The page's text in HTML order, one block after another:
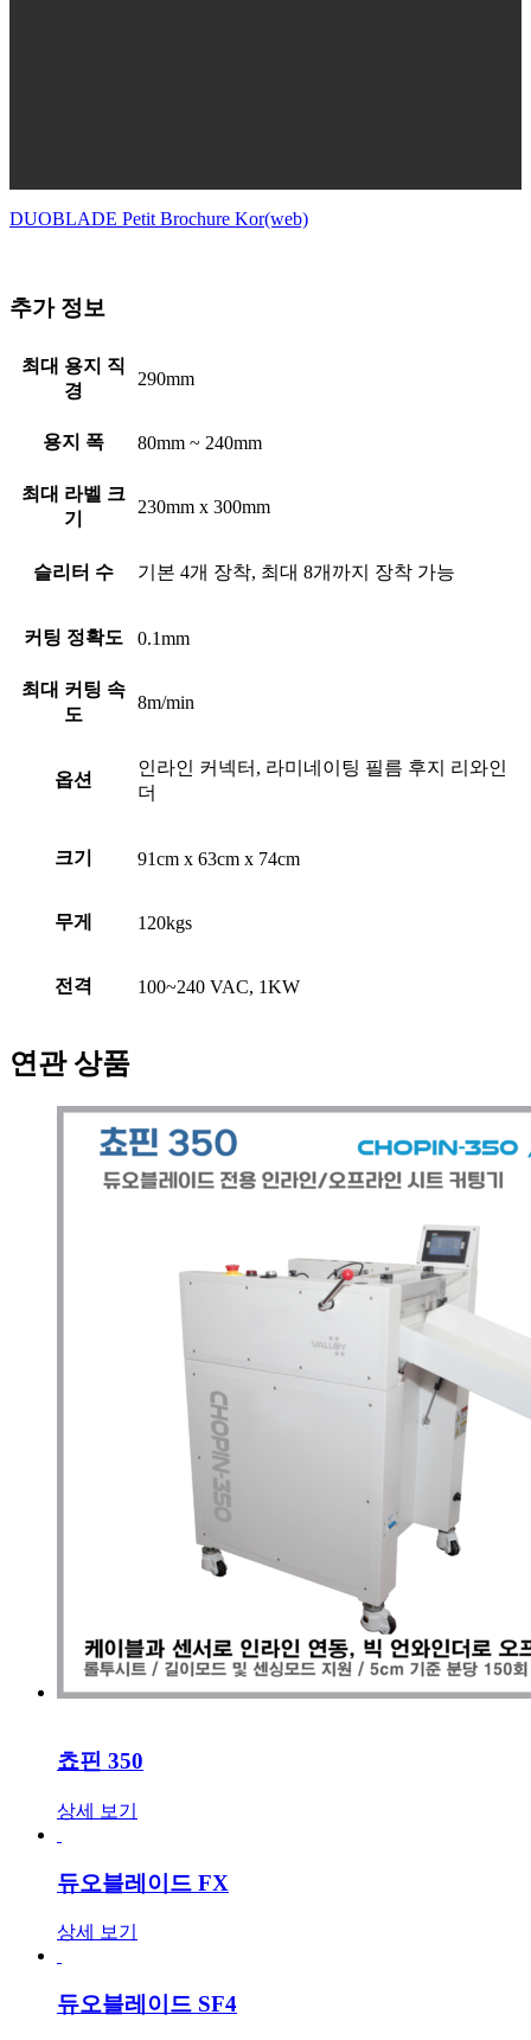
DUOBLADE Petit Brochure Kor(web)
추가 정보
최대 용지 직
경
290mm
용지 폭 80mm ~ 240mm
최대 라벨 크
기
230mm x 300mm
슬리터 수 기본 4개 장착, 최대 8개까지 장착 가능
커팅 정확도 0.1mm
최대 커팅 속
도
8m/min
옵션
인라인 커넥터, 라미네이팅 필름 후지 리와인
더
크기 91cm x 63cm x 74cm
무게 120kgs
전격 100~240 VAC, 1KW
연관 상품
쵸핀 350
상세 보기
듀오블레이드 FX
상세 보기
듀오블레이드 SF4